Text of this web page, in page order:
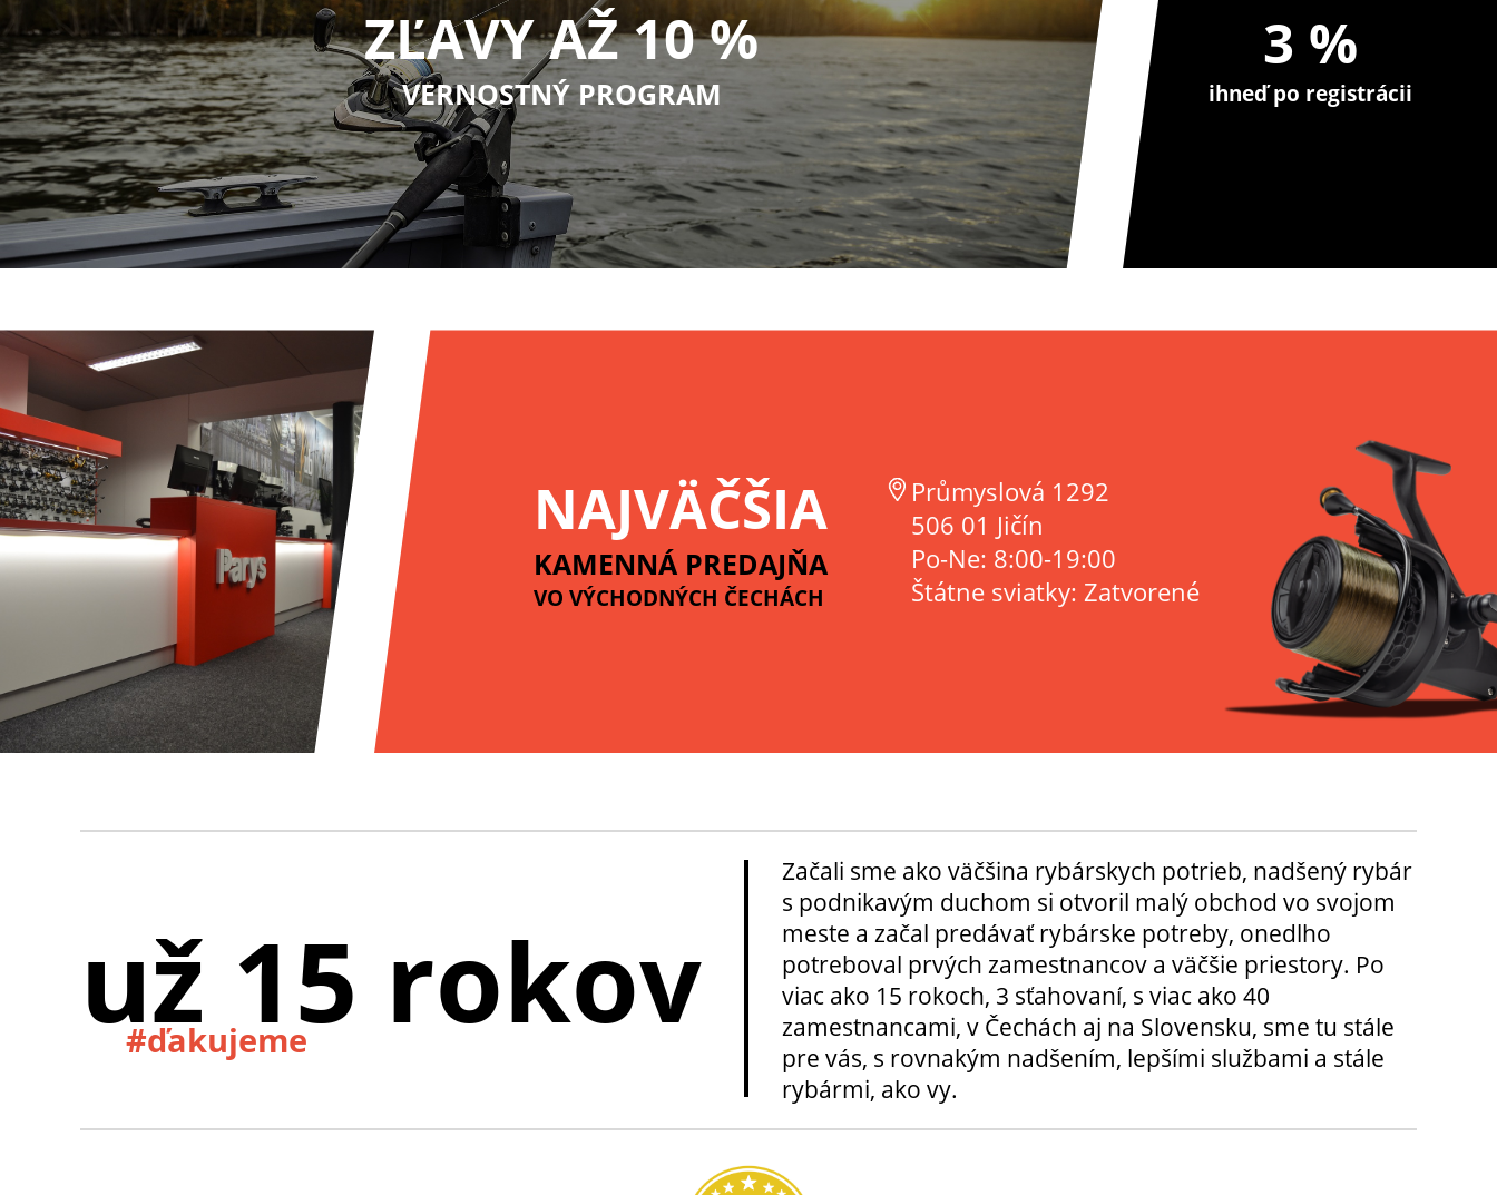
ZĽAVY AŽ 10 %
VERNOSTNÝ PROGRAM
3 %
ihneď po registrácii
NAJVÄČŠIA
KAMENNÁ PREDAJŇA
VO VÝCHODNÝCH ČECHÁCH
Průmyslová 1292
506 01 Jičín
Po-Ne: 8:00-19:00
Štátne sviatky: Zatvorené
už 15 rokov
#ďakujeme
Začali sme ako väčšina rybárskych potrieb, nadšený rybár
s podnikavým duchom si otvoril malý obchod vo svojom
meste a začal predávať rybárske potreby, onedlho
potreboval prvých zamestnancov a väčšie priestory. Po
viac ako 15 rokoch, 3 sťahovaní, s viac ako 40
zamestnancami, v Čechách aj na Slovensku, sme tu stále
pre vás, s rovnakým nadšením, lepšími službami a stále
rybármi, ako vy.